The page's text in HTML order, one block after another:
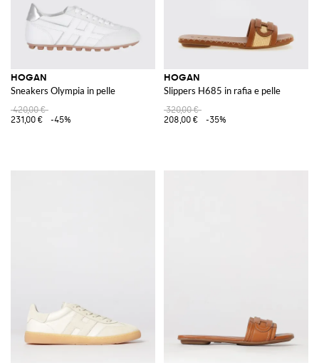
HOGAN
Sneakers Olympia in pelle
420,00 €
231,00 €
-45%
HOGAN
Slippers H685 in rafia e pelle
320,00 €
208,00 €
-35%